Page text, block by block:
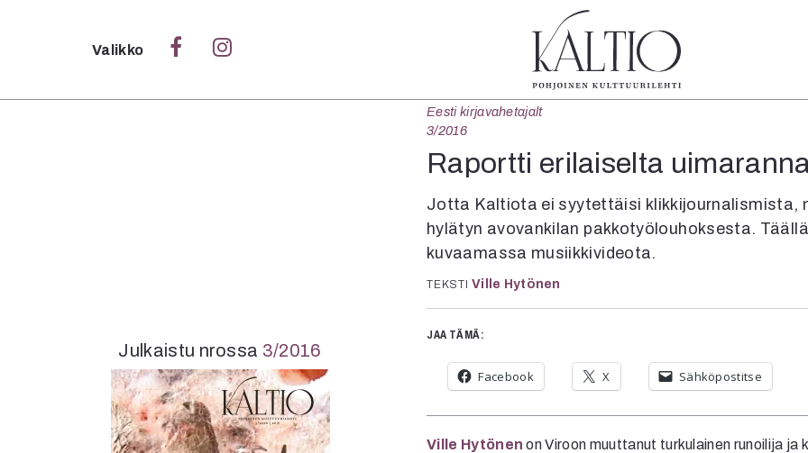
Sulje
Kategoriat
Verkkoartikkeli
Teatteri
Tanssi
Tanssi
Sarjakuva
Sámegillii
Pääkirjoitus
Paperilehdestä
Oulu2026
Musiikki
Levyt
Kuvataide
Kirjat
4/2026
2–3/2026
1/2026
6/2025
5/2025 saame
5/2025
Tilaus ja
Valikko
Eesti kirjavahetajalt
3/2016
Raportti erilaiselta
Jotta Kaltiota ei syytettäisi klikkijournalismista,
hylätyn avovankilan pakkotyölouhoksesta.
kuvaamassa musiikkivideota.
TEKSTI Ville Hytönen
JAA TÄMÄ:
Facebook X Sähköpostitse
Ville Hytönen on Viroon muuttanut turkulainen runoilija ja
Julkaistu nrossa 3/2016